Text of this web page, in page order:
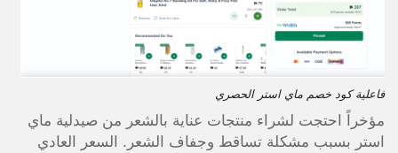
فاعلية كود خصم ماي استر الحصري
مؤخراً احتجت لشراء منتجات عناية بالشعر من صيدلية ماي
استر بسبب مشكلة تساقط وجفاف الشعر. السعر العادي